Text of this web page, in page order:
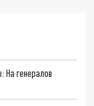
На генералов